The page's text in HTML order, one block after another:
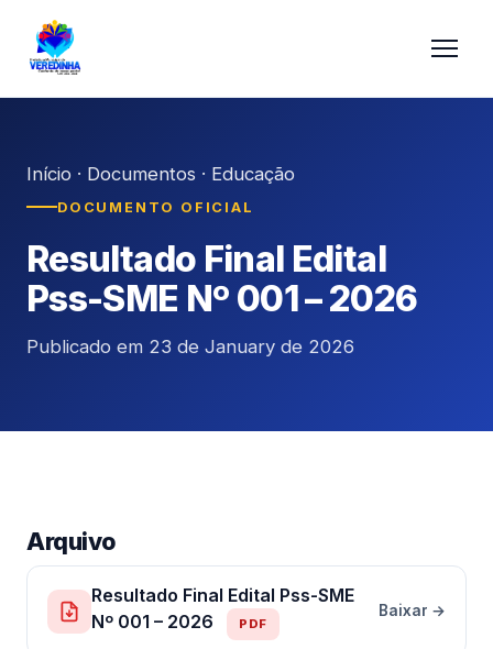
Início · Documentos · Educação
DOCUMENTO OFICIAL
Resultado Final Edital
Pss-SME Nº 001 – 2026
Publicado em 23 de January de 2026
Arquivo
Resultado Final Edital Pss-SME
Nº 001 – 2026
PDF
Baixar →